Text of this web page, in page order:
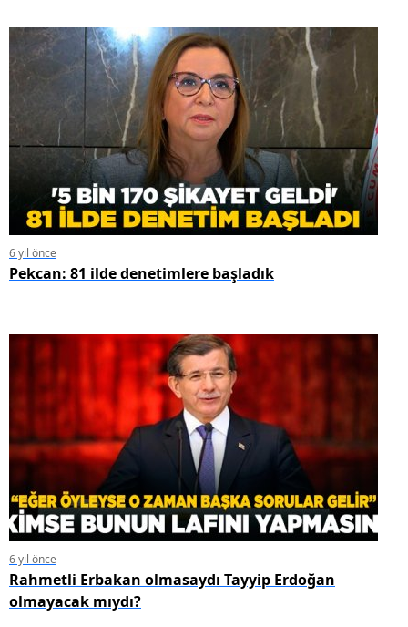
6 yıl önce
Pekcan: 81 ilde denetimlere başladık
6 yıl önce
Rahmetli Erbakan olmasaydı Tayyip Erdoğan
olmayacak mıydı?